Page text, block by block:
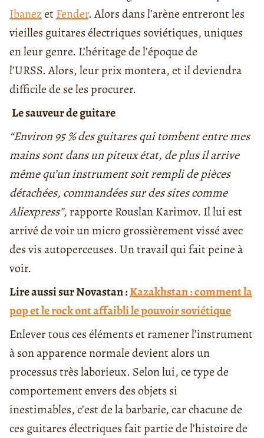
IbanezetFender. Alors dans l’arène entreront les
vieilles guitares électriques soviétiques, uniques
en leur genre. L’héritage de l’époque de
l’URSS. Alors, leur prix montera, et il deviendra
difficile de se les procurer.
Le sauveur de guitare
“Environ 95 % des guitares qui tombent entre mes
mains sont dans un piteux état, de plus il arrive
même qu’un instrument soit rempli de pièces
détachées, commandées sur des sites comme
Aliexpress”, rapporte Rouslan Karimov. Il lui est
arrivé de voir un micro grossièrement vissé avec
des vis autoperceuses. Un travail qui fait peine à
voir.
Lire aussi sur Novastan :Kazakhstan : comment la
pop et le rock ont affaibli le pouvoir soviétique
Enlever tous ces éléments et ramener l’instrument
à son apparence normale devient alors un
processus très laborieux. Selon lui, ce type de
comportement envers des objets si
inestimables, c’est de la barbarie, car chacune de
ces guitares électriques fait partie de l’histoire de